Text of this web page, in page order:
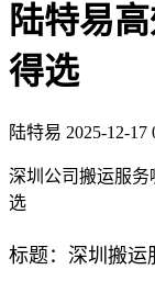
陆特易
得选​
陆特易 2025-12-17
深圳公司搬运服
选​
标题：深圳搬运